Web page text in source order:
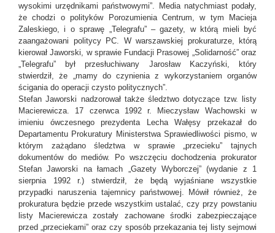
wysokimi urzędnikami państwowymi”. Media natychmiast podały,
że chodzi o polityków Porozumienia Centrum, w tym Macieja
Zaleskiego, i o sprawę „Telegrafu” – gazety, w którą mieli być
zaangażowani politycy PC. W warszawskiej prokuraturze, którą
kierował Jaworski, w sprawie Fundacji Prasowej „Solidarność” oraz
„Telegrafu” był przesłuchiwany Jarosław Kaczyński, który
stwierdził, że „mamy do czynienia z wykorzystaniem organów
ścigania do operacji czysto politycznych”.
Stefan Jaworski nadzorował także śledztwo dotyczące tzw. listy
Macierewicza. 17 czerwca 1992 r. Mieczysław Wachowski w
imieniu ówczesnego prezydenta Lecha Wałęsy przekazał do
Departamentu Prokuratury Ministerstwa Sprawiedliwości pismo, w
którym zażądano śledztwa w sprawie „przecieku” tajnych
dokumentów do mediów. Po wszczęciu dochodzenia prokurator
Stefan Jaworski na łamach „Gazety Wyborczej” (wydanie z 1
sierpnia 1992 r.) stwierdził, że będą wyjaśniane wszystkie
przypadki naruszenia tajemnicy państwowej. Mówił również, że
prokuratura będzie przede wszystkim ustalać, czy przy powstaniu
listy Macierewicza zostały zachowane środki zabezpieczające
przed „przeciekami” oraz czy sposób przekazania tej listy sejmowi